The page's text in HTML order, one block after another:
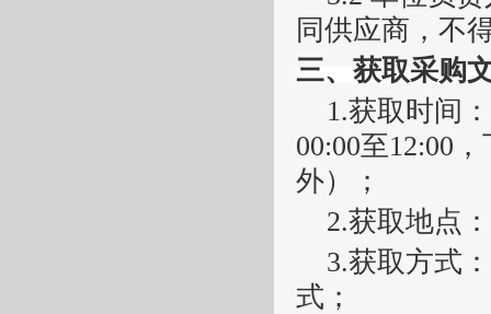
同供应商，不
三、获取采购
1.获取时间
00:00至12:00
外）；
2.获取地点
3.获取方式
式；